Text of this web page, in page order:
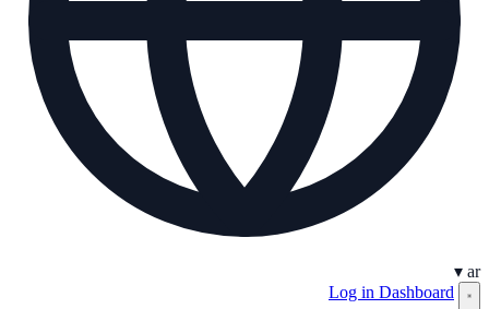
ar
▾
Log in Dashboard